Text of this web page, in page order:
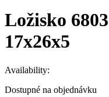
Ložisko
17x26x5
Availability:
Dostupné na objednávku